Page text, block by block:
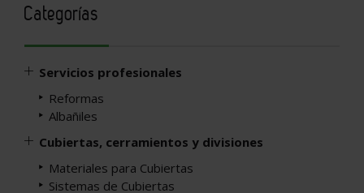
Categorías
Servicios profesionales
Reformas
Albañiles
Cubiertas, cerramientos y divisiones
Materiales para Cubiertas
Sistemas de Cubiertas